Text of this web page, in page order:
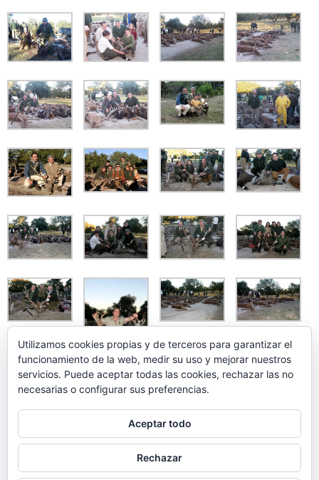
Utilizamos cookies propias y de terceros para garantizar el
funcionamiento de la web, medir su uso y mejorar nuestros
servicios. Puede aceptar todas las cookies, rechazar las no
necesarias o configurar sus preferencias.
Aceptar todo
Rechazar